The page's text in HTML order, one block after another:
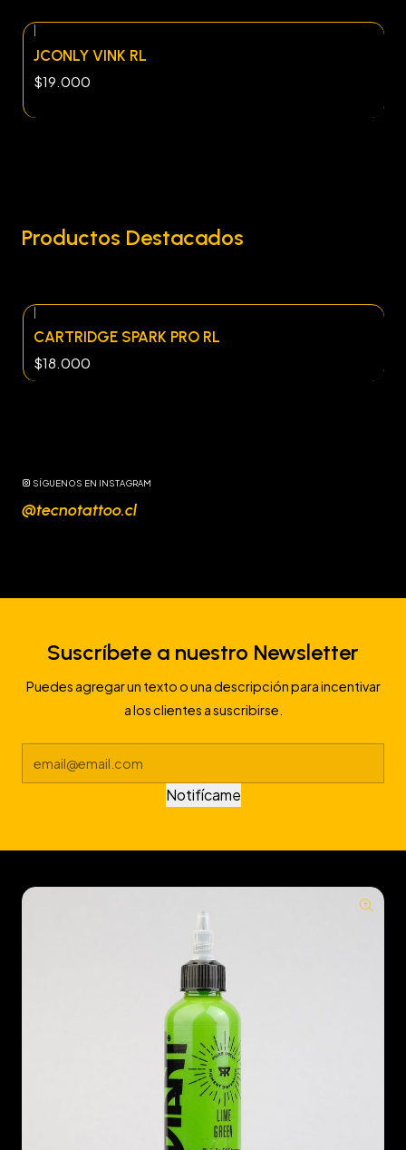
JCONLY VINK RL
$19.000
Productos Destacados
CARTRIDGE SPARK PRO RL
$18.000
SÍGUENOS EN INSTAGRAM
@tecnotattoo.cl
Suscríbete a nuestro Newsletter
Puedes agregar un texto o una descripción para incentivar
a los clientes a suscribirse.
Notifícame